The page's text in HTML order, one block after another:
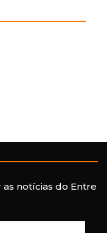
notícias do Entre